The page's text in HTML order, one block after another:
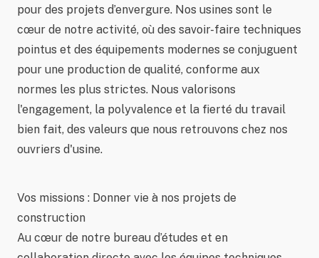
pour des projets d’envergure. Nos usines sont le
cœur de notre activité, où des savoir-faire techniques
pointus et des équipements modernes se conjuguent
pour une production de qualité, conforme aux
normes les plus strictes. Nous valorisons
l'engagement, la polyvalence et la fierté du travail
bien fait, des valeurs que nous retrouvons chez nos
ouvriers d'usine.
Vos missions : Donner vie à nos projets de
construction
Au cœur de notre bureau d’études et en